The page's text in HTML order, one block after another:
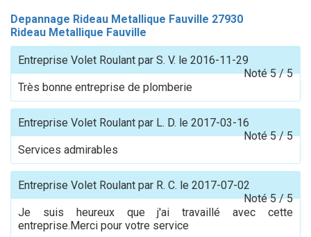
Depannage Rideau Metallique Fauville 27930
Rideau Metallique Fauville
Entreprise Volet Roulant par S. V. le 2016-11-29
Noté5/5
Très bonne entreprise de plomberie
Entreprise Volet Roulant par L. D. le 2017-03-16
Noté5/5
Services admirables
Entreprise Volet Roulant par R. C. le 2017-07-02
Noté5/5
Je suis heureux que j'ai travaillé avec cette
entreprise.Merci pour votre service